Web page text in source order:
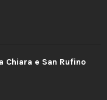
Chiara e San Rufino